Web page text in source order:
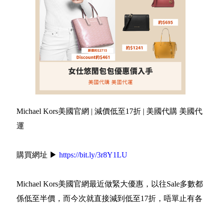
Michael Kors美國官網 | 減價低至17折 | 美國代購 美國代
運
購買網址 ▶ https://bit.ly/3r8Y1LU
Michael Kors美國官網最近做緊大優惠，以往Sale多數都
係低至半價，而今次就直接減到低至17折，唔單止有各